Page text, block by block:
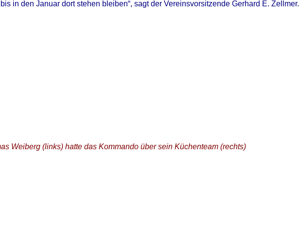
in den Januar dort stehen bleiben“, sagt der Vereinsvorsitzende Gerhard E. Zellmer.
Weiberg (links) hatte das Kommando über sein Küchenteam (rechts)